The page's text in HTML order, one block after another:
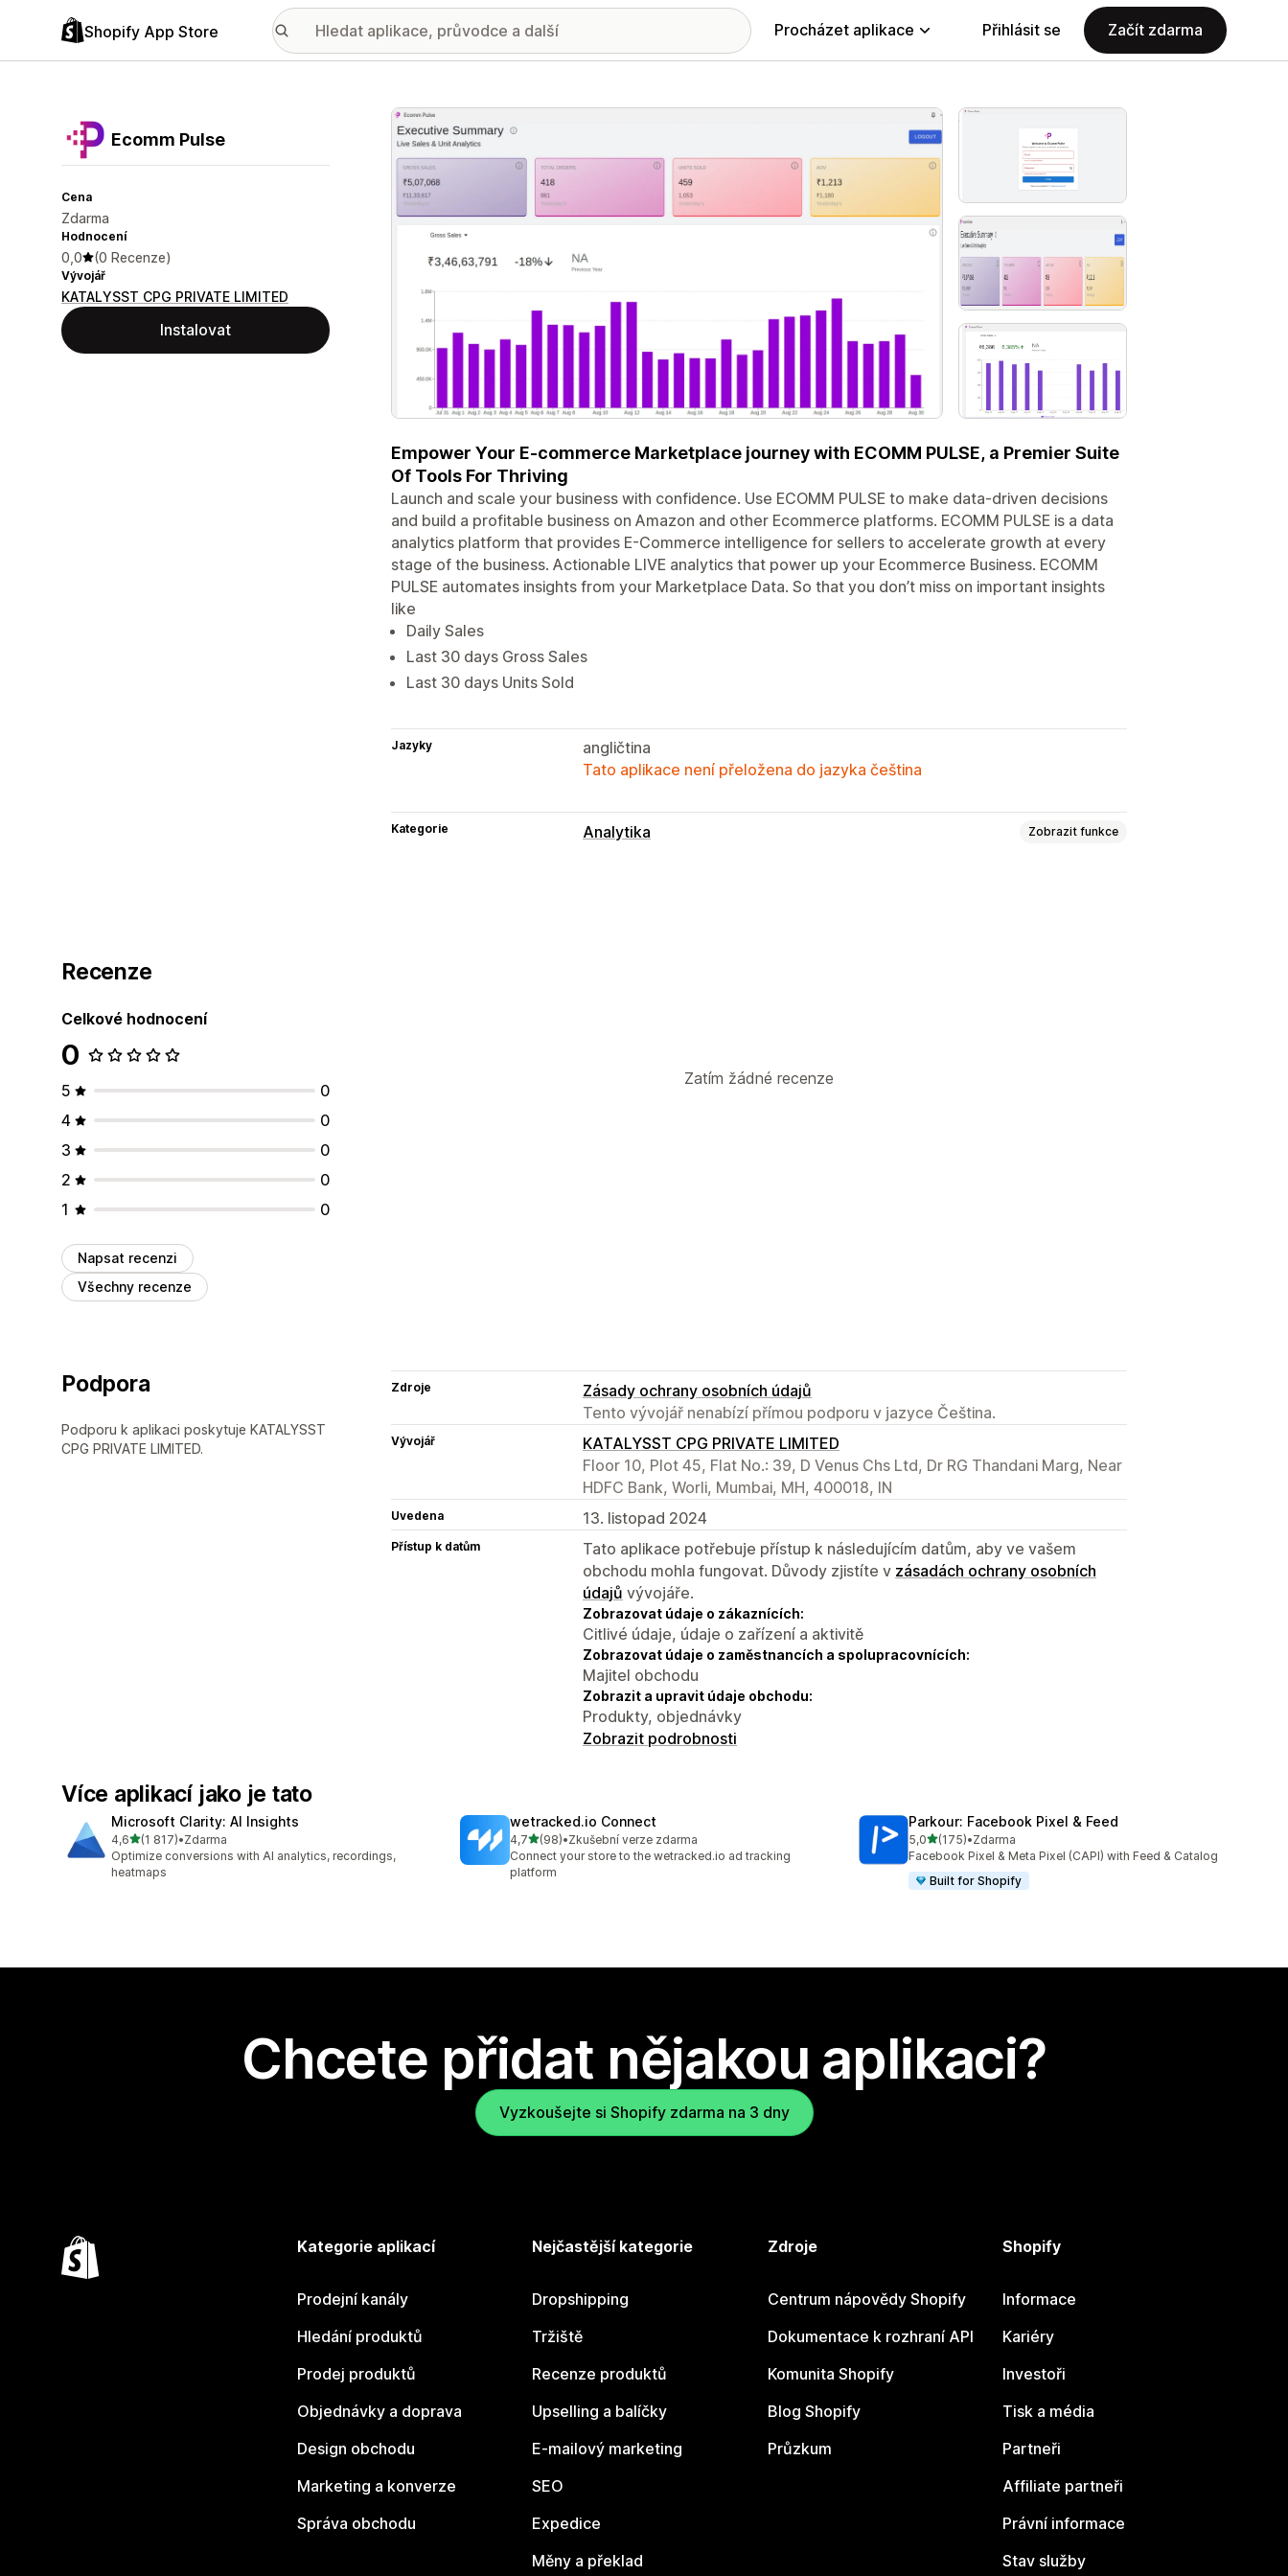
Shopify App Store Procházet aplikace Přihlásit se Začít zdarma
Ecomm Pulse
Cena
Zdarma
Hodnocení
0,0 (0 Recenze)
Vývojář
KATALYSST CPG PRIVATE LIMITED
Instalovat
Galerie propagovaných obrázků
Empower Your E-commerce Marketplace journey with ECOMM PULSE, a Premier Suite
Of Tools For Thriving
Launch and scale your business with confidence. Use ECOMM PULSE to make data-driven decisions
and build a profitable business on Amazon and other Ecommerce platforms. ECOMM PULSE is a data
analytics platform that provides E-Commerce intelligence for sellers to accelerate growth at every
stage of the business. Actionable LIVE analytics that power up your Ecommerce Business. ECOMM
PULSE automates insights from your Marketplace Data. So that you don’t miss on important insights
like
Daily Sales
Last 30 days Gross Sales
Last 30 days Units Sold
Jazyky
angličtina
Tato aplikace není přeložena do jazyka čeština
Kategorie Analytika Zobrazit funkce
Recenze
Celkové hodnocení
0
5
0
4
0
3
0
2
0
1
0
Napsat recenzi
Všechny recenze
Zatím žádné recenze
Podpora
Podporu k aplikaci poskytuje KATALYSST
CPG PRIVATE LIMITED.
Zdroje
Zásady ochrany osobních údajů
Tento vývojář nenabízí přímou podporu v jazyce Čeština.
Vývojář
KATALYSST CPG PRIVATE LIMITED
Floor 10, Plot 45, Flat No.: 39, D Venus Chs Ltd, Dr RG Thandani Marg, Near
HDFC Bank, Worli, Mumbai, MH, 400018, IN
Uvedena 13. listopad 2024
Přístup k datům
Tato aplikace potřebuje přístup k následujícím datům, aby ve vašem
obchodu mohla fungovat. Důvody zjistíte v zásadách ochrany osobních
údajů vývojáře.
Zobrazovat údaje o zákaznících:
Citlivé údaje, údaje o zařízení a aktivitě
Zobrazovat údaje o zaměstnancích a spolupracovnících:
Majitel obchodu
Zobrazit a upravit údaje obchodu:
Produkty, objednávky
Zobrazit podrobnosti
Více aplikací jako je tato
Microsoft Clarity: AI Insights
4,6z 5 hvězd
(1 817)
Celkový počet recenzí: 1817
•Zdarma
Optimize conversions with AI analytics, recordings,
heatmaps
wetracked.io Connect
4,7z 5 hvězd
(98)
Celkový počet recenzí: 98
•Zkušební verze zdarma
Connect your store to the wetracked.io ad tracking
platform
Parkour: Facebook Pixel & Feed
5,0z 5 hvězd
(175)
Celkový počet recenzí: 175
•Zdarma
Facebook Pixel & Meta Pixel (CAPI) with Feed & Catalog
Built for Shopify
Chcete přidat nějakou aplikaci?
Vyzkoušejte si Shopify zdarma na 3 dny
Kategorie aplikací
Prodejní kanály
Hledání produktů
Prodej produktů
Objednávky a doprava
Design obchodu
Marketing a konverze
Správa obchodu
Nejčastější kategorie
Dropshipping
Tržiště
Recenze produktů
Upselling a balíčky
E-mailový marketing
SEO
Expedice
Měny a překlad
Zdroje
Centrum nápovědy Shopify
Dokumentace k rozhraní API
Komunita Shopify
Blog Shopify
Průzkum
Shopify
Informace
Kariéry
Investoři
Tisk a média
Partneři
Affiliate partneři
Právní informace
Stav služby